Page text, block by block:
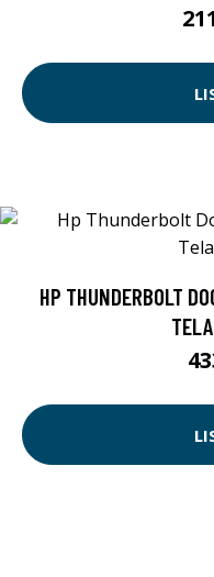
HP THUNDERBOLT